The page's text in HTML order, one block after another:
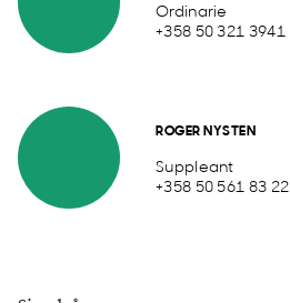
Ordinarie
+358 50 321 3941
ROGER NYSTEN
Suppleant
+358 50 561 83 22